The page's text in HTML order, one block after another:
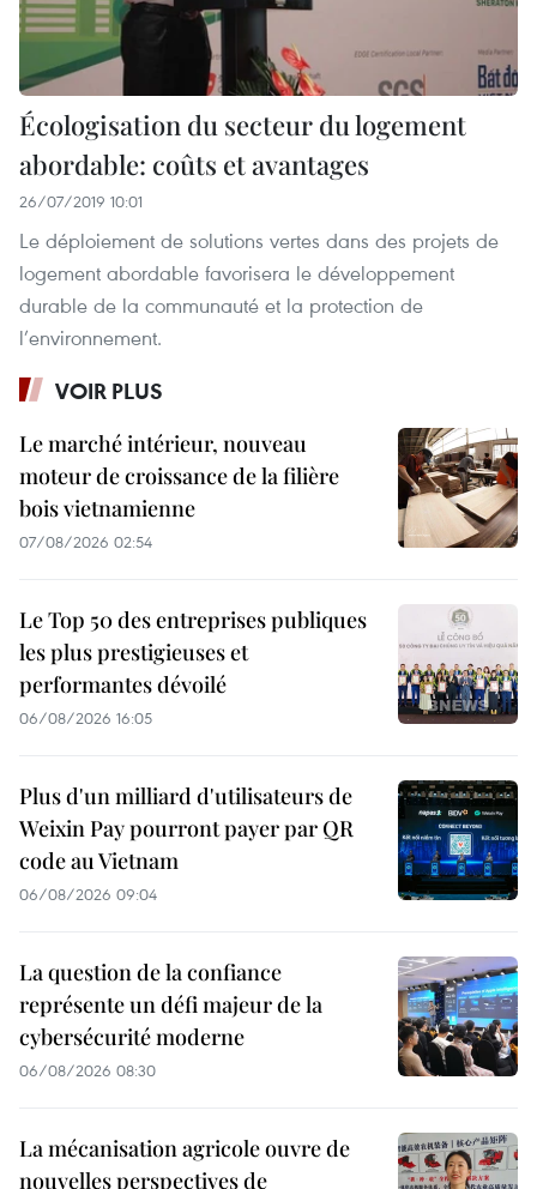
Écologisation du secteur du logement
abordable: coûts et avantages
26/07/2019 10:01
Le déploiement de solutions vertes dans des projets de
logement abordable favorisera le développement
durable de la communauté et la protection de
l’environnement.
VOIR PLUS
Le marché intérieur, nouveau
moteur de croissance de la filière
bois vietnamienne
07/08/2026 02:54
Le Top 50 des entreprises publiques
les plus prestigieuses et
performantes dévoilé
06/08/2026 16:05
Plus d'un milliard d'utilisateurs de
Weixin Pay pourront payer par QR
code au Vietnam
06/08/2026 09:04
La question de la confiance
représente un défi majeur de la
cybersécurité moderne
06/08/2026 08:30
La mécanisation agricole ouvre de
nouvelles perspectives de